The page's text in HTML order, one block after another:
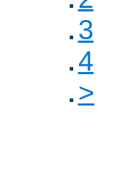
3
4
>